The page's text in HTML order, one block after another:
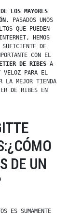
LOS MAYORES
. PASADOS UNOS
QUE PUEDEN
HEMOS
SUFICIENTE DE
CON EL
DE RIBESA
VELOZ PARA EL
LA MEJOR TIENDA
DE RIBES EN
DE UN
ES SUMAMENTE